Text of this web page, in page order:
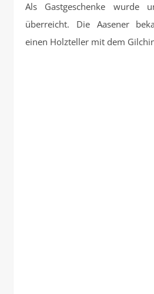
Als Gastgeschenke wurde
überreicht. Die Aasener
einen Holzteller mit dem